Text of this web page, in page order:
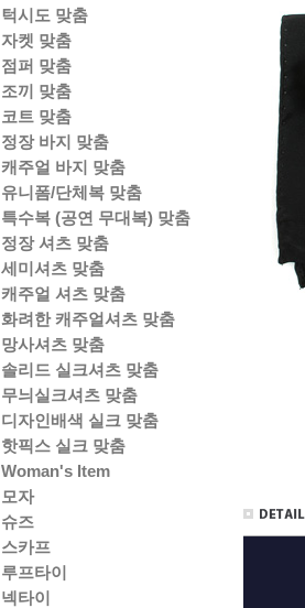
턱시도 맞춤
자켓 맞춤
점퍼 맞춤
조끼 맞춤
코트 맞춤
정장 바지 맞춤
캐주얼 바지 맞춤
유니폼/단체복 맞춤
특수복 (공연 무대복) 맞춤
정장 셔츠 맞춤
세미셔츠 맞춤
캐주얼 셔츠 맞춤
화려한 캐주얼셔츠 맞춤
망사셔츠 맞춤
솔리드 실크셔츠 맞춤
무늬실크셔츠 맞춤
디자인배색 실크 맞춤
핫픽스 실크 맞춤
Woman's Item
모자
슈즈
스카프
루프타이
넥타이